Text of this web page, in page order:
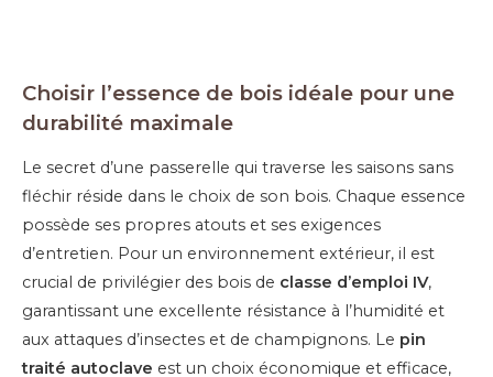
Choisir l’essence de bois idéale pour une
durabilité maximale
Le secret d’une passerelle qui traverse les saisons sans
fléchir réside dans le choix de son bois. Chaque essence
possède ses propres atouts et ses exigences
d’entretien. Pour un environnement extérieur, il est
crucial de privilégier des bois de classe d’emploi IV,
garantissant une excellente résistance à l’humidité et
aux attaques d’insectes et de champignons. Le pin
traité autoclave est un choix économique et efficace,